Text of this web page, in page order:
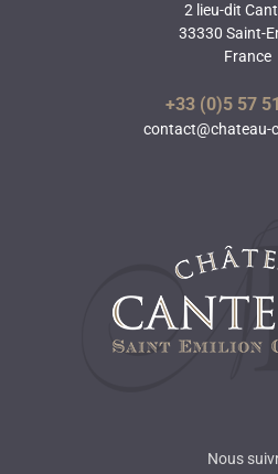
2 lieu-dit
33330 Saint-
France
+33 (0)5 57
contact@chateau-
Nous